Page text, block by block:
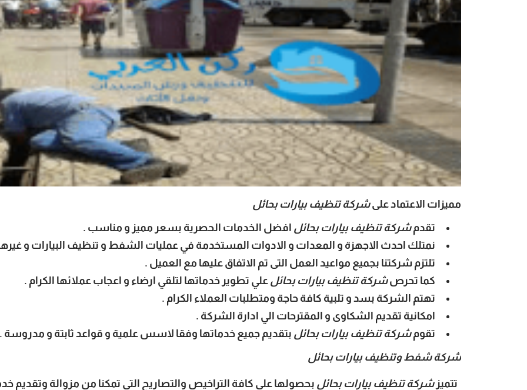
مميزات الاعتماد علىشركة تنظيف بيارات بحائل
تقدمشركة تنظيف بيارات بحائل افضل الخدمات الحصرية بسعر مميز و مناسب .
نمتلك احدث الاجهزة و المعدات و الادوات المستخدمة في عمليات الشفط و تنظيف البيارات و
تلتزم شركتنا بجميع مواعيد العمل التى تم الاتفاق عليها مع العميل .
كما تحرصشركة تنظيف بيارات بحائل علي تطوير خدماتها لتلقي ارضاء و اعجاب عملائها الكرام .
تهتم الشركة بسد و تلبية كافة حاجة ومتطلبات العملاء الكرام .
امكانية تقديم الشكاوى و المقترحات الي ادارة الشركة .
تقومشركة تنظيف بيارات بحائل بتقديم جميع خدماتها وفقا لاسس علمية و قواعد ثابتة و مدروسة .
شركة شفط وتنظيف بيارات بحائل
تتميزشركة تنظيف بيارات بحائل بحصولها على كافة التراخيص والتصاريح التى تمكنا من مزوالة